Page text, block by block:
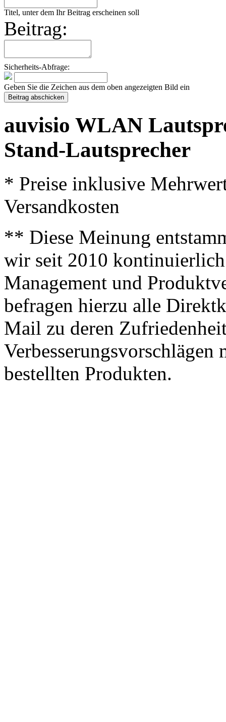
Titel, unter dem Ihr Beitrag erscheinen soll
Beitrag:
Sicherheits-Abfrage:
Geben Sie die Zeichen aus dem oben angezeigten Bild ein
auvisio WLAN
Stand-Lautsprecher
* Preise inklusive
Versandkosten
** Diese Meinung
wir seit 2010
Management und
befragen hierzu alle
Mail zu deren
bestellten Produkten.